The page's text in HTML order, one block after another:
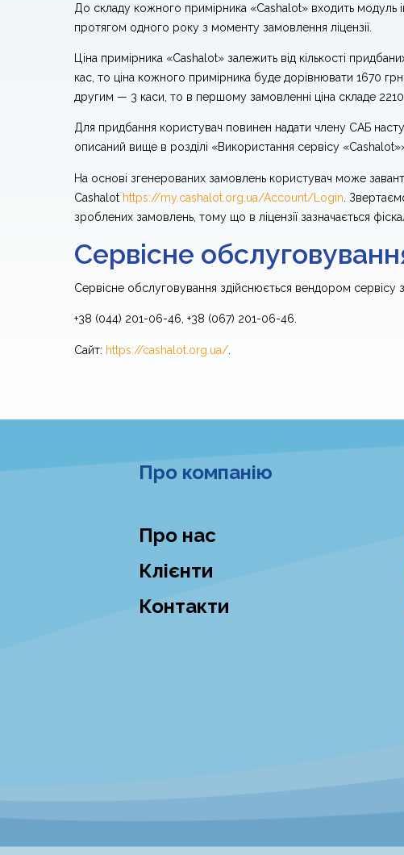
До складу кожного примірника «Cashalot» входить модуль
протягом одного року з моменту замовлення ліцензії.
Ціна примірника «Cashalot» залежить від кількості
кас, то ціна кожного примірника буде дорівнювати 1670
другим — 3 каси, то в першому замовленні ціна складе
Для придбання користувач повинен надати члену САБ
описаний вище в розділі «Використання сервісу
На основі згенерованих замовлень користувач може
Cashalot https://my.cashalot.org.ua/Account/Login .
зроблених замовлень, тому що в ліцензії зазначається
Сервісне
Сервісне обслуговування здійснюється вендором
+38 (044) 201-06-46, +38 (067) 201-06-46.
Сайт: https://cashalot.org.ua/
Про компанію
Про нас
Клієнти
Контакти